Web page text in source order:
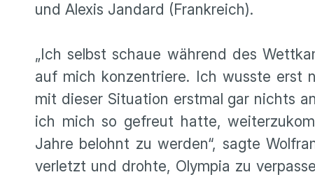
und Alexis Jandard (Frankreich).
„Ich selbst schaue während des
auf mich konzentriere. Ich wusste erst
mit dieser Situation erstmal gar nichts
ich mich so gefreut hatte,
Jahre belohnt zu werden“, sagte
verletzt und drohte, Olympia zu